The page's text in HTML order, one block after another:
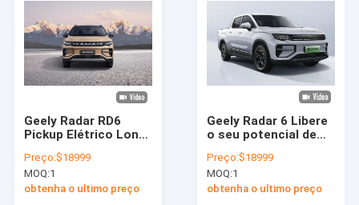
Geely Radar RD6
Pickup Elétrico Long
Veículos de Nova
Energia
Preço:$18999
MOQ:1
obtenha o ultimo preço
Geely Radar 6 Libere
o seu potencial de
revolucionário
caminhão elétrico
Preço:$18999
MOQ:1
obtenha o ultimo preço